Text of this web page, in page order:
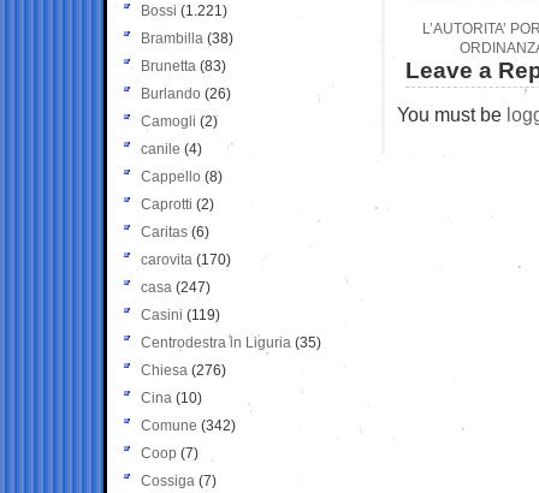
L’AUTORITA’
Leave a
You must be
Bossi (1.221)
Brambilla (38)
Brunetta (83)
Burlando (26)
Camogli (2)
canile (4)
Cappello (8)
Caprotti (2)
Caritas (6)
carovita (170)
casa (247)
Casini (119)
Centrodestra in Liguria (35)
Chiesa (276)
Cina (10)
Comune (342)
Coop (7)
Cossiga (7)